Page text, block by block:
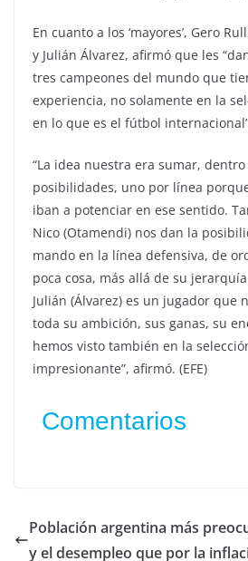
En cuanto a los ‘mayores’, Gero
y Julián Álvarez, afirmó que les
tres campeones del mundo que
experiencia, no solamente en la
en lo que es el fútbol
“La idea nuestra era sumar, dentro
posibilidades, uno por línea
iban a potenciar en ese sentido.
Nico (Otamendi) nos dan la
mando en la línea defensiva, de
poca cosa, más allá de su
Julián (Álvarez) es un jugador que
toda su ambición, sus ganas, su
hemos visto también en la
impresionante”, afirmó. (EFE)
Comentarios
Población argentina más
y el desempleo que por la